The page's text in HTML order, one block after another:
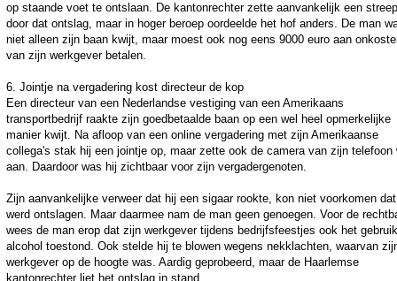
op staande voet te ontslaan. De kantonrechter zette aanvankelijk een streep
door dat ontslag, maar in hoger beroep oordeelde het hof anders. De man
niet alleen zijn baan kwijt, maar moest ook nog eens 9000 euro aan
van zijn werkgever betalen.
6. Jointje na vergadering kost directeur de kop
Een directeur van een Nederlandse vestiging van een Amerikaans
transportbedrijf raakte zijn goedbetaalde baan op een wel heel opmerkelijke
manier kwijt. Na afloop van een online vergadering met zijn Amerikaanse
collega's stak hij een jointje op, maar zette ook de camera van zijn telefoon
aan. Daardoor was hij zichtbaar voor zijn vergadergenoten.
Zijn aanvankelijke verweer dat hij een sigaar rookte, kon niet voorkomen
werd ontslagen. Maar daarmee nam de man geen genoegen. Voor de
wees de man erop dat zijn werkgever tijdens bedrijfsfeestjes ook het
alcohol toestond. Ook stelde hij te blowen wegens nekklachten, waarvan
werkgever op de hoogte was. Aardig geprobeerd, maar de Haarlemse
kantonrechter liet het ontslag in stand.